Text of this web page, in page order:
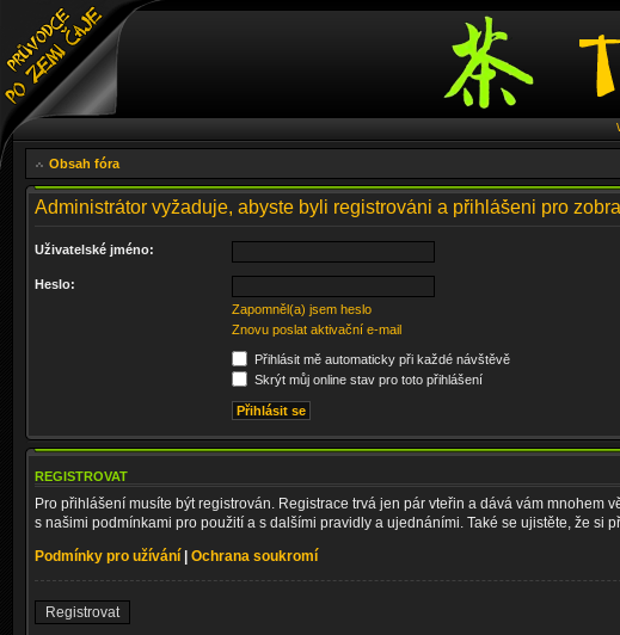
Obsah fóra
Administrátor vyžaduje, abyste byli registrováni a přihlášeni pro
Uživatelské jméno:
Heslo:
Zapomněl(a) jsem heslo
Znovu poslat aktivační e-mail
Přihlásit mě automaticky při každé návštěvě
Skrýt můj online stav pro toto přihlášení
REGISTROVAT
Pro přihlášení musíte být registrován. Registrace trvá jen pár vteřin a dává vám mnohem
s našimi podmínkami pro použití a s dalšími pravidly a ujednáními. Také se ujistěte, že si
Podmínky pro užívání | Ochrana soukromí
Registrovat